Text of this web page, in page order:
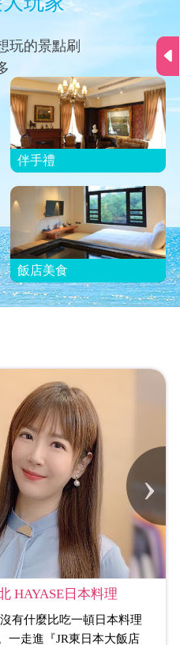
玩的景點刷
伴手禮
飯店美食
HAYASE日本料理
有什麼比吃一頓日本料理
一走進『JR東日本大飯店
›